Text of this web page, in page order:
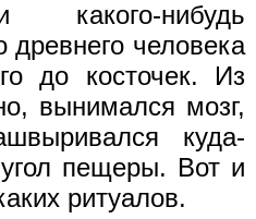
нибудь
древнего человека
до косточек. Из
вынимался мозг,
куда-
пещеры. Вот и
ритуалов.